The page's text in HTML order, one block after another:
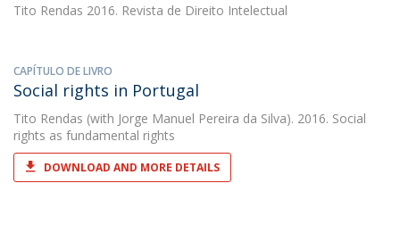
Tito Rendas 2016. Revista de Direito Intelectual
CAPÍTULO DE LIVRO
Social rights in Portugal
Tito Rendas (with Jorge Manuel Pereira da Silva). 2016. Social
rights as fundamental rights
DOWNLOAD AND MORE DETAILS